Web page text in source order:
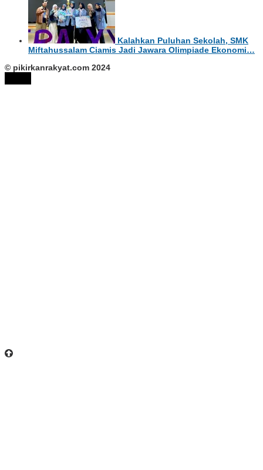
Kalahkan Puluhan Sekolah, SMK
Miftahussalam Ciamis Jadi Jawara Olimpiade Ekonomi…
© pikirkanrakyat.com 2024